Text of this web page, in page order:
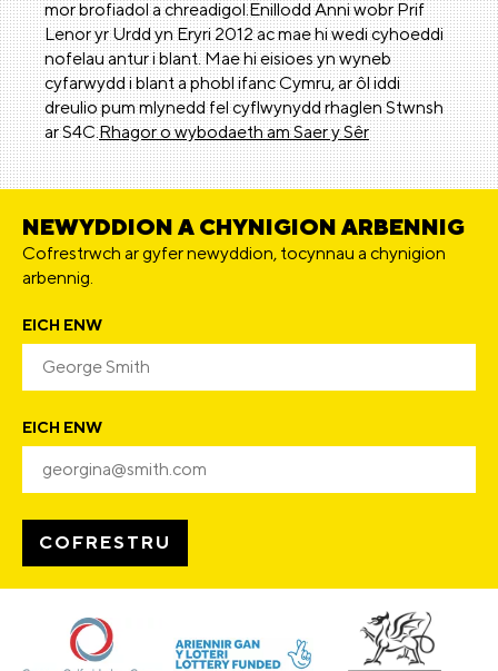
mor brofiadol a chreadigol.Enillodd Anni wobr Prif
Lenor yr Urdd yn Eryri 2012 ac mae hi wedi cyhoeddi
nofelau antur i blant. Mae hi eisioes yn wyneb
cyfarwydd i blant a phobl ifanc Cymru, ar ôl iddi
dreulio pum mlynedd fel cyflwynydd rhaglen Stwnsh
ar S4C.Rhagor o wybodaeth am Saer y Sêr
NEWYDDION A CHYNIGION ARBENNIG
Cofrestrwch ar gyfer newyddion, tocynnau a chynigion
arbennig.
EICH ENW
EICH ENW